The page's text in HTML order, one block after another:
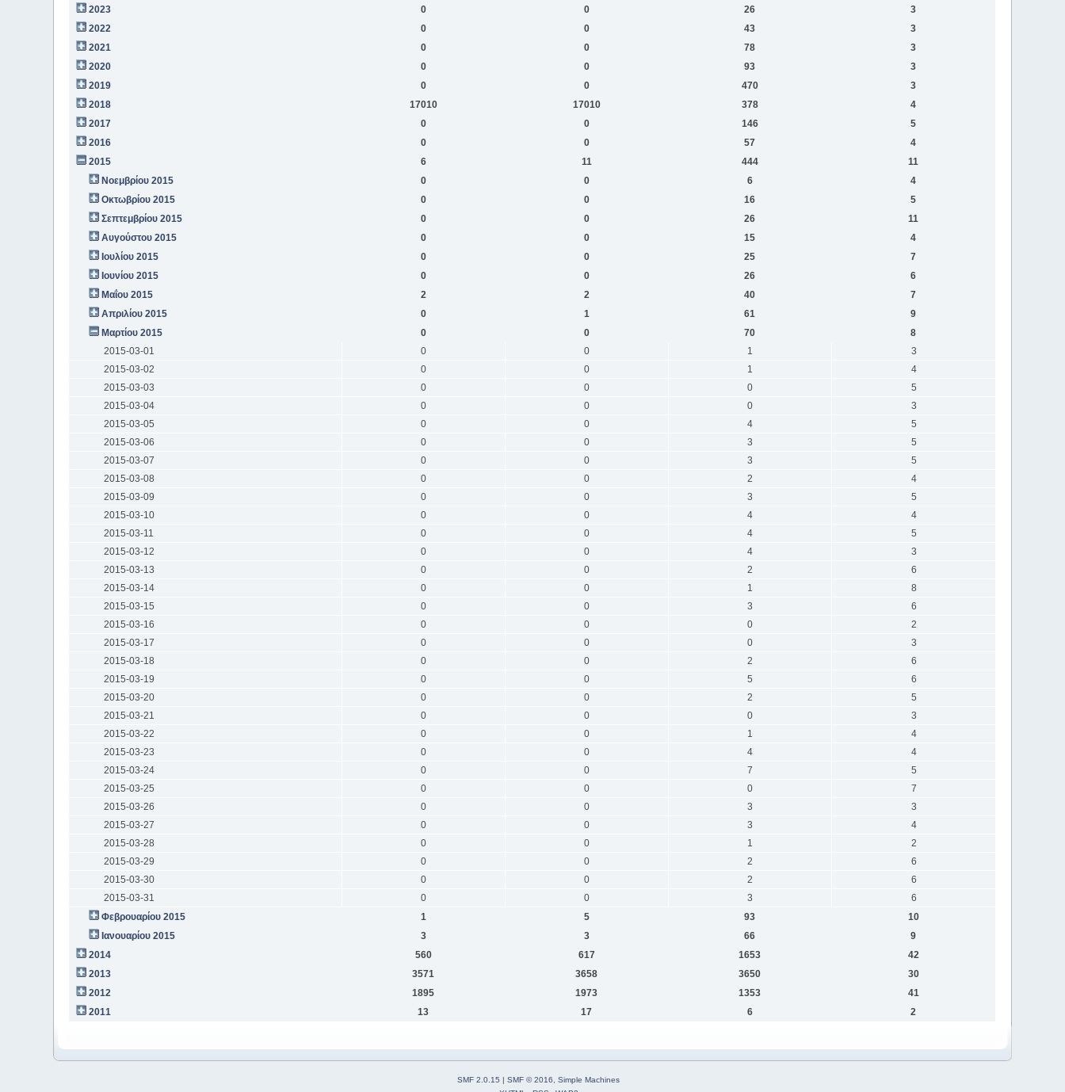
2023
0 0 26
3
2022
0 0 43
3
2021
0 0 78
3
2020
0 0 93
3
2019
0 0 470
3
2018
17010 17010 378
4
2017
0 0 146
5
2016
0 0 57
4
2015
6 11 444
11
Νοεμβρίου 2015
0 0 6
4
Οκτωβρίου 2015
0 0 16
5
Σεπτεμβρίου 2015
0 0 26
11
Αυγούστου 2015
0 0 15
4
Ιουλίου 2015
0 0 25
7
Ιουνίου 2015
0 0 26
6
Μαΐου 2015
2 2 40
7
Απριλίου 2015
0 1 61
9
Μαρτίου 2015
0 0 70
8
2015-03-01
0 0 1
3
2015-03-02
0 0 1
4
2015-03-03
0 0 0
5
2015-03-04
0 0 0
3
2015-03-05
0 0 4
5
2015-03-06
0 0 3
5
2015-03-07
0 0 3
5
2015-03-08
0 0 2
4
2015-03-09
0 0 3
5
2015-03-10
0 0 4
4
2015-03-11
0 0 4
5
2015-03-12
0 0 4
3
2015-03-13
0 0 2
6
2015-03-14
0 0 1
8
2015-03-15
0 0 3
6
2015-03-16
0 0 0
2
2015-03-17
0 0 0
3
2015-03-18
0 0 2
6
2015-03-19
0 0 5
6
2015-03-20
0 0 2
5
2015-03-21
0 0 0
3
2015-03-22
0 0 1
4
2015-03-23
0 0 4
4
2015-03-24
0 0 7
5
2015-03-25
0 0 0
7
2015-03-26
0 0 3
3
2015-03-27
0 0 3
4
2015-03-28
0 0 1
2
2015-03-29
0 0 2
6
2015-03-30
0 0 2
6
2015-03-31
0 0 3
6
Φεβρουαρίου 2015
1 5 93
10
Ιανουαρίου 2015
3 3 66
9
2014
560 617 1653
42
2013
3571 3658 3650
30
2012
1895 1973 1353
41
2011
13 17 6 2
SMF 2.0.15 | SMF © 2016
Simple Machines